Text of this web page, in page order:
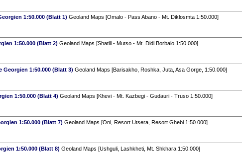
1:50.000 (Blatt 1) Geoland Maps [Omalo - Pass Abano - Mt. Diklosmta 1:50.000]
1:50.000 (Blatt 2) Geoland Maps [Shatili - Mutso - Mt. Didi Borbalo 1:50.000]
Georgien 1:50.000 (Blatt 3) Geoland Maps [Barisakho, Roshka, Juta, Asa Gorge, 1:50.000]
1:50.000 (Blatt 4) Geoland Maps [Khevi - Mt. Kazbegi - Gudauri - Truso 1:50.000]
1:50.000 (Blatt 7) Geoland Maps [Oni, Resort Utsera, Resort Ghebi 1:50.000]
1:50.000 (Blatt 8) Geoland Maps [Ushguli, Lashkheti, Mt. Shkhara 1:50.000]